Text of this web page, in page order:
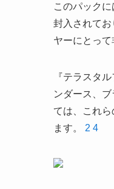
このパック
封入されて
ヤーにとっ
『テラスタ
ンダース、
ては、これ
ます。 2 4